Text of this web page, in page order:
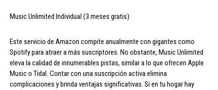
Music Unlimited Individual (3 meses gratis)
Este servicio de Amazon compite anualmente con gigantes como
Spotify para atraer a más suscriptores. No obstante, Music Unlimited
eleva la calidad de innumerables pistas, similar a lo que ofrecen Apple
Music o Tidal. Contar con una suscripción activa elimina
complicaciones y brinda ventajas significativas. Si en tu hogar hay